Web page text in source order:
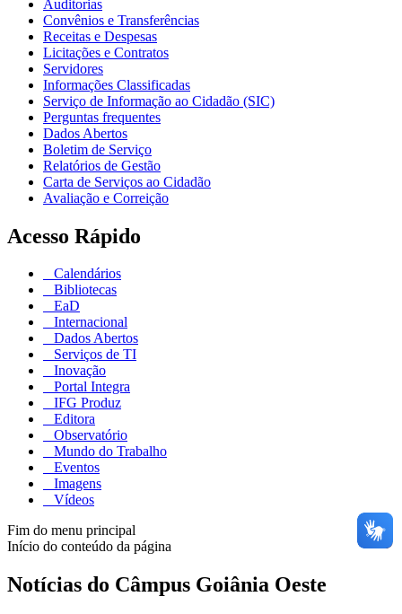
Auditorias
Convênios e Transferências
Receitas e Despesas
Licitações e Contratos
Servidores
Informações Classificadas
Serviço de Informação ao Cidadão (SIC)
Perguntas frequentes
Dados Abertos
Boletim de Serviço
Relatórios de Gestão
Carta de Serviços ao Cidadão
Avaliação e Correição
Acesso Rápido
Calendários
Bibliotecas
EaD
Internacional
Dados Abertos
Serviços de TI
Inovação
Portal Integra
IFG Produz
Editora
Observatório
Mundo do Trabalho
Eventos
Imagens
Vídeos
Fim do menu principal
Início do conteúdo da página
Notícias do Câmpus Goiânia Oeste